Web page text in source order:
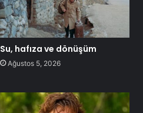
Su, hafıza ve dönüşüm
Ağustos 5, 2026